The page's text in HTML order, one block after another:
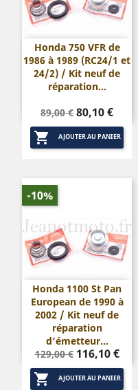
Honda 750 VFR de
1986 à 1989 (RC24/1 et
24/2) / Kit neuf de
réparation...
Prix
de
base
89,00 € Prix
80,10 €
 AJOUTER AU PANIER
Honda 1100 St Pan
European de 1990 à
2002 / Kit neuf de
réparation
d’émetteur...
Prix
de
base
129,00 € Prix
116,10 €
 AJOUTER AU PANIER
-10%